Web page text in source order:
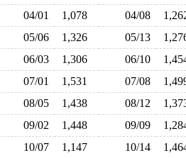
04/01 1,078 04/08
05/06 1,326 05/13
06/03 1,306 06/10
07/01 1,531 07/08
08/05 1,438 08/12
09/02 1,448 09/09
10/07 1,147 10/14